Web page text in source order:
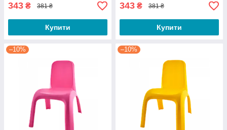
343 ₴ 381 ₴
Купити
343 ₴ 381 ₴
Купити
–10% –10%